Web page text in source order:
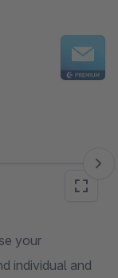
your
individual and